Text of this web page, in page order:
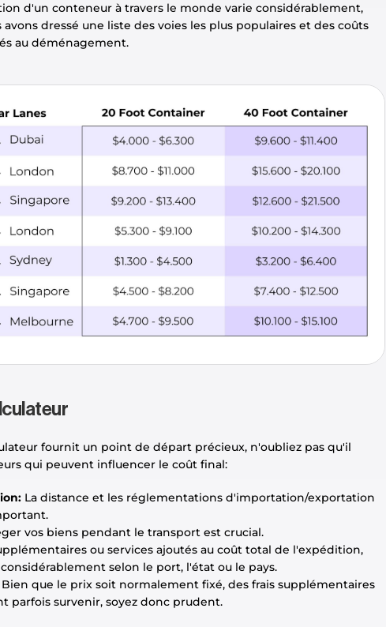
d'un conteneur à travers le monde varie considérablement,
dressé une liste des voies les plus populaires et des coûts
au déménagement.
fournit un point de départ précieux, n'oubliez pas qu'il
qui peuvent influencer le coût final:
La distance et les réglementations d'importation/exportation
vos biens pendant le transport est crucial.
ou services ajoutés au coût total de l'expédition,
selon le port, l'état ou le pays.
Bien que le prix soit normalement fixé, des frais supplémentaires
parfois survenir, soyez donc prudent.